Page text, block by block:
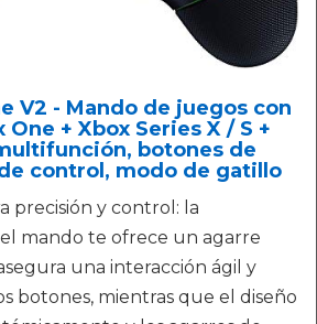
V2 - Mando de juegos con
One + Xbox Series X / S +
botones de
control, modo de gatillo
precisión y control: la
mando te ofrece un agarre
una interacción ágil y
botones, mientras que el diseño